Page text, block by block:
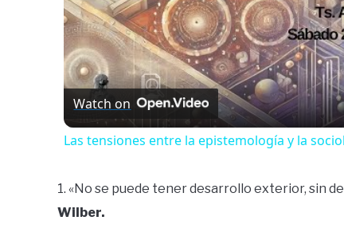
Watch on
Las tensiones entre la epistemología y la
1. «No se puede tener desarrollo exterior, sin
Wilber.